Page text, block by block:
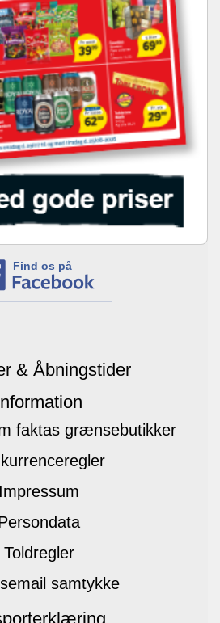
Find os på
& Åbningstider
faktas grænsebutikker
Impressum
Toldregler
samtykke